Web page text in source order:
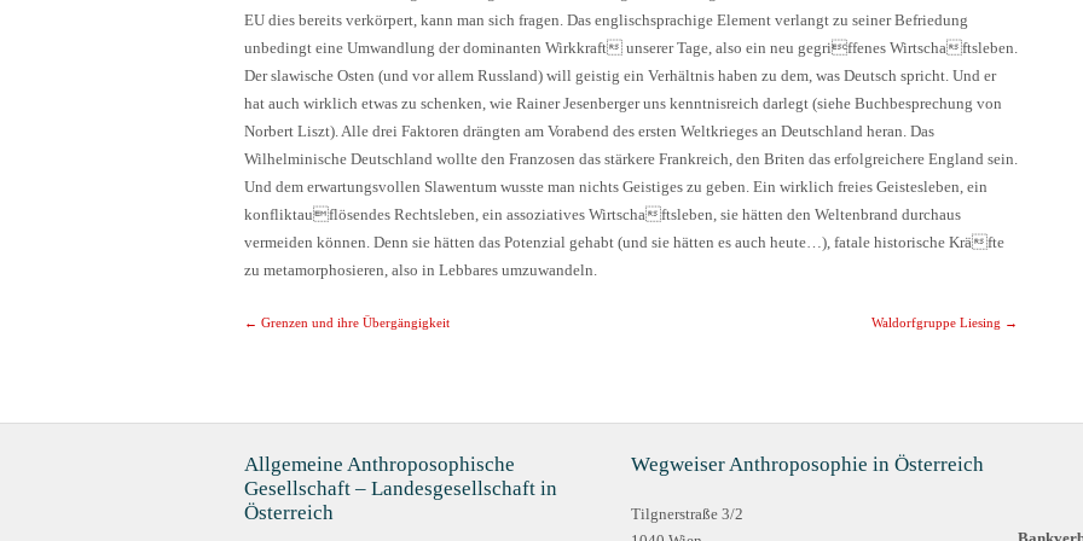
EU dies bereits verkörpert, kann man sich fragen. Das englischsprachige Element verlangt zu seiner Befriedung
unbedingt eine Umwandlung der dominanten Wirkkraft unserer Tage, also ein neu gegriffenes Wirtschaftsleben.
Der slawische Osten (und vor allem Russland) will geistig ein Verhältnis haben zu dem, was Deutsch spricht. Und er
hat auch wirklich etwas zu schenken, wie Rainer Jesenberger uns kenntnisreich darlegt (siehe Buchbesprechung von
Norbert Liszt). Alle drei Faktoren drängten am Vorabend des ersten Weltkrieges an Deutschland heran. Das
Wilhelminische Deutschland wollte den Franzosen das stärkere Frankreich, den Briten das erfolgreichere England sein.
Und dem erwartungsvollen Slawentum wusste man nichts Geistiges zu geben. Ein wirklich freies Geistesleben, ein
konfliktauflösendes Rechtsleben, ein assoziatives Wirtschaftsleben, sie hätten den Weltenbrand durchaus
vermeiden können. Denn sie hätten das Potenzial gehabt (und sie hätten es auch heute…), fatale historische Kräfte
zu metamorphosieren, also in Lebbares umzuwandeln.
Post navigation
← Grenzen und ihre Übergängigkeit Waldorfgruppe Liesing →
Allgemeine Anthroposophische
Gesellschaft – Landesgesellschaft in
Österreich
Wegweiser Anthroposophie in Österreich
Tilgnerstraße 3/2